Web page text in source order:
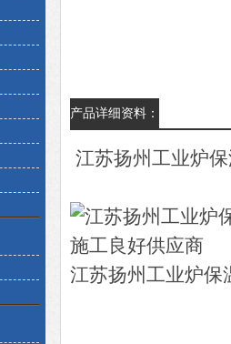
产品详细资料：
江苏扬州工业炉
江苏扬州工业炉保